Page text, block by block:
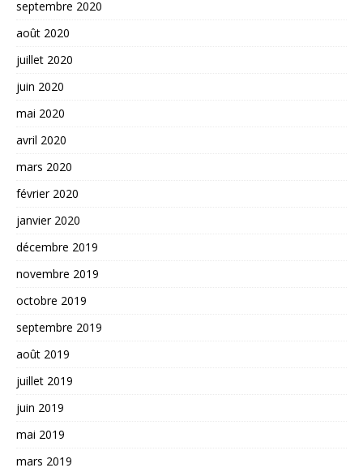
septembre 2020
août 2020
juillet 2020
juin 2020
mai 2020
avril 2020
mars 2020
février 2020
janvier 2020
décembre 2019
novembre 2019
octobre 2019
septembre 2019
août 2019
juillet 2019
juin 2019
mai 2019
mars 2019